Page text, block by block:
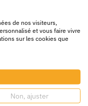
manipulations
de nos visiteurs,
et vous faire vivre
sur les cookies que
Non, ajuster